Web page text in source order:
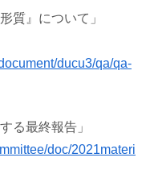
質』について」
ducu3/qa/qa-
る最終報告」
doc/2021materi